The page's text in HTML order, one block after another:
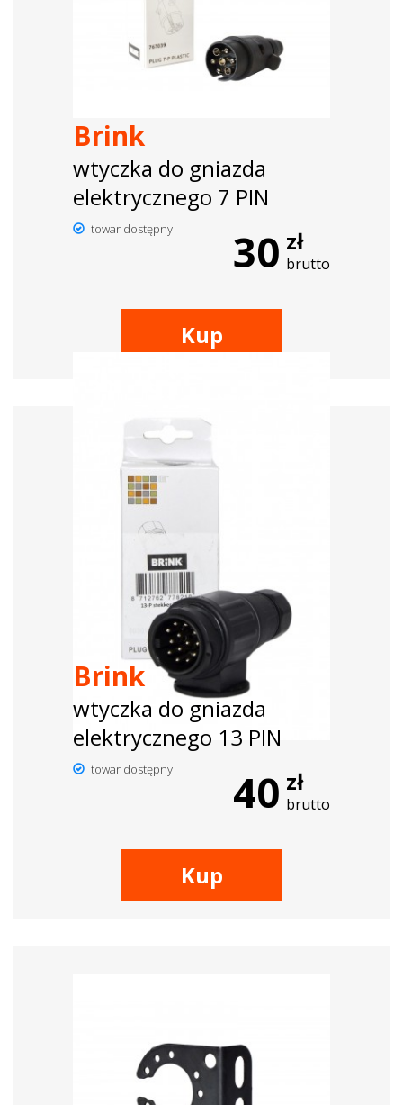
Brink
wtyczka do gniazda
elektrycznego 7 PIN
towar dostępny 30 zł
brutto
Kup
Brink
wtyczka do gniazda
elektrycznego 13 PIN
towar dostępny 40 zł
brutto
Kup